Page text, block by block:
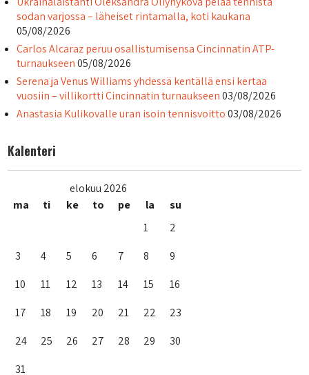
sodan varjossa – läheiset rintamalla, koti kaukana
05/08/2026
Carlos Alcaraz peruu osallistumisensa Cincinnatin ATP-
turnaukseen 05/08/2026
Serena ja Venus Williams yhdessä kentällä ensi kertaa
vuosiin – villikortti Cincinnatin turnaukseen 03/08/2026
Anastasia Kulikovalle uran isoin tennisvoitto 03/08/2026
Kalenteri
elokuu 2026
ma
ti ke to pe la
su
1
2
3
4 5 6 7 8
9
10
11 12 13 14 15
16
17
18 19 20 21 22
23
24
25 26 27 28 29
30
31